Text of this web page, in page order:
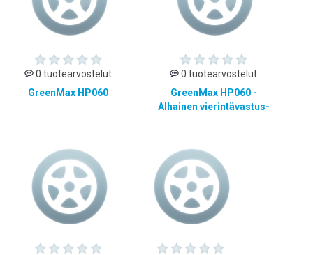
0 tuotearvostelut
GreenMax HP060
0 tuotearvostelut
GreenMax HP060 -
Alhainen vierintävastus-